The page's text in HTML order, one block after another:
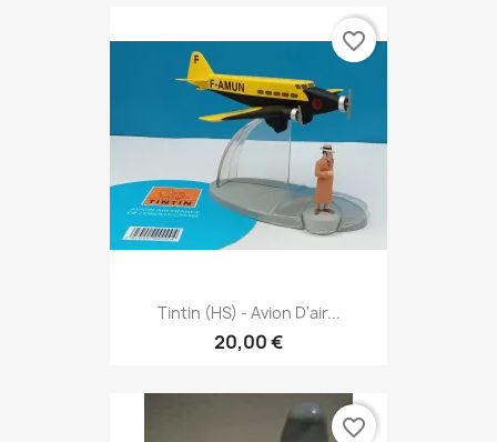
Tintin (HS) - Avion D'air...
20,00 €
favorite_border
favorite_border